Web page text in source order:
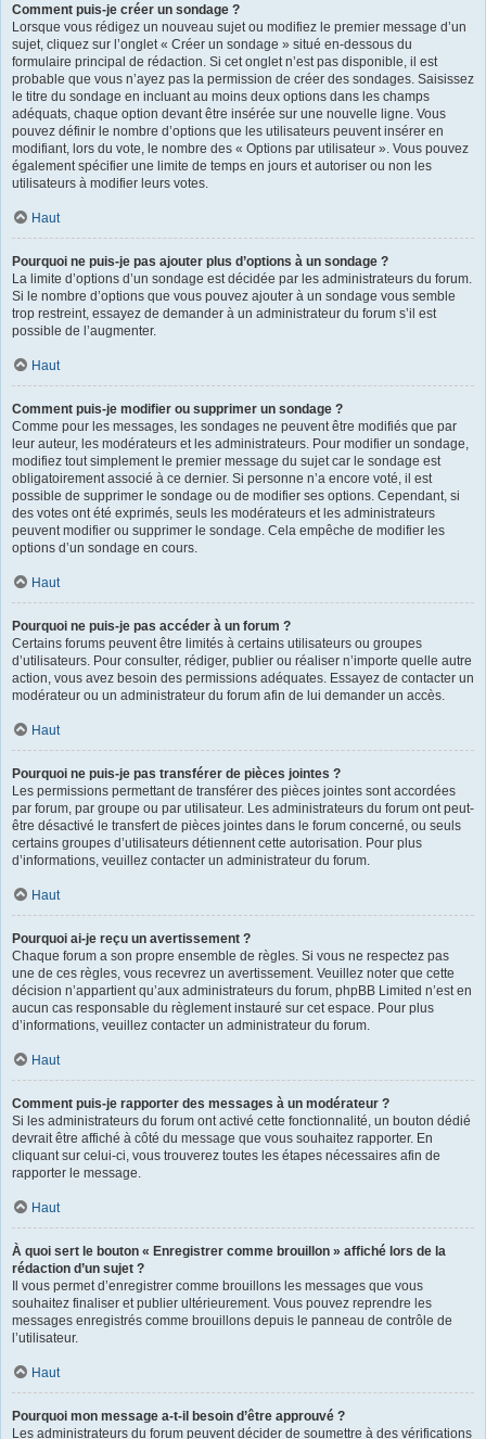
Comment puis-je créer un sondage ?
Lorsque vous rédigez un nouveau sujet ou modifiez le premier message d’un
sujet, cliquez sur l’onglet « Créer un sondage » situé en-dessous du
formulaire principal de rédaction. Si cet onglet n’est pas disponible, il est
probable que vous n’ayez pas la permission de créer des sondages. Saisissez
le titre du sondage en incluant au moins deux options dans les champs
adéquats, chaque option devant être insérée sur une nouvelle ligne. Vous
pouvez définir le nombre d’options que les utilisateurs peuvent insérer en
modifiant, lors du vote, le nombre des « Options par utilisateur ». Vous pouvez
également spécifier une limite de temps en jours et autoriser ou non les
utilisateurs à modifier leurs votes.
Haut
Pourquoi ne puis-je pas ajouter plus d’options à un sondage ?
La limite d’options d’un sondage est décidée par les administrateurs du forum.
Si le nombre d’options que vous pouvez ajouter à un sondage vous semble
trop restreint, essayez de demander à un administrateur du forum s’il est
possible de l’augmenter.
Haut
Comment puis-je modifier ou supprimer un sondage ?
Comme pour les messages, les sondages ne peuvent être modifiés que par
leur auteur, les modérateurs et les administrateurs. Pour modifier un sondage,
modifiez tout simplement le premier message du sujet car le sondage est
obligatoirement associé à ce dernier. Si personne n’a encore voté, il est
possible de supprimer le sondage ou de modifier ses options. Cependant, si
des votes ont été exprimés, seuls les modérateurs et les administrateurs
peuvent modifier ou supprimer le sondage. Cela empêche de modifier les
options d’un sondage en cours.
Haut
Pourquoi ne puis-je pas accéder à un forum ?
Certains forums peuvent être limités à certains utilisateurs ou groupes
d’utilisateurs. Pour consulter, rédiger, publier ou réaliser n’importe quelle autre
action, vous avez besoin des permissions adéquates. Essayez de contacter un
modérateur ou un administrateur du forum afin de lui demander un accès.
Haut
Pourquoi ne puis-je pas transférer de pièces jointes ?
Les permissions permettant de transférer des pièces jointes sont accordées
par forum, par groupe ou par utilisateur. Les administrateurs du forum ont peut-
être désactivé le transfert de pièces jointes dans le forum concerné, ou seuls
certains groupes d’utilisateurs détiennent cette autorisation. Pour plus
d’informations, veuillez contacter un administrateur du forum.
Haut
Pourquoi ai-je reçu un avertissement ?
Chaque forum a son propre ensemble de règles. Si vous ne respectez pas
une de ces règles, vous recevrez un avertissement. Veuillez noter que cette
décision n’appartient qu’aux administrateurs du forum, phpBB Limited n’est en
aucun cas responsable du règlement instauré sur cet espace. Pour plus
d’informations, veuillez contacter un administrateur du forum.
Haut
Comment puis-je rapporter des messages à un modérateur ?
Si les administrateurs du forum ont activé cette fonctionnalité, un bouton dédié
devrait être affiché à côté du message que vous souhaitez rapporter. En
cliquant sur celui-ci, vous trouverez toutes les étapes nécessaires afin de
rapporter le message.
Haut
À quoi sert le bouton « Enregistrer comme brouillon » affiché lors de la
rédaction d’un sujet ?
Il vous permet d’enregistrer comme brouillons les messages que vous
souhaitez finaliser et publier ultérieurement. Vous pouvez reprendre les
messages enregistrés comme brouillons depuis le panneau de contrôle de
l’utilisateur.
Haut
Pourquoi mon message a-t-il besoin d’être approuvé ?
Les administrateurs du forum peuvent décider de soumettre à des vérifications